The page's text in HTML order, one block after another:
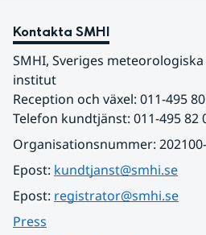
Kontakta SMHI
SMHI, Sveriges
institut
Reception och växel: 011-495
Telefon kundtjänst: 011-495 82
Organisationsnummer:
Epost: kundtjanst@smhi.se
Epost: registrator@smhi.se
Press